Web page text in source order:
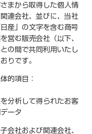
まから取得した個人情
連会社、並びに、当社
産」の文字を含む商号
営む販売会社（以下、
の間で共同利用いたし
りです。
的項目：
分析して得られたお客
ータ
会社および関連会社、